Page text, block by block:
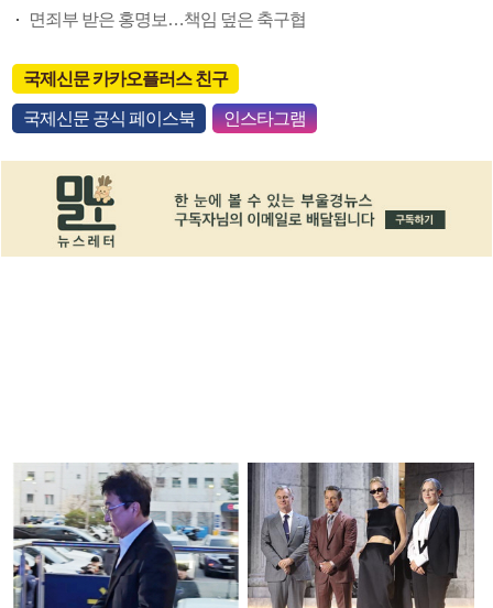
면죄부 받은 홍명보…책임 덮은 축구협
국제신문 카카오플러스 친구
국제신문 공식 페이스북 인스타그램